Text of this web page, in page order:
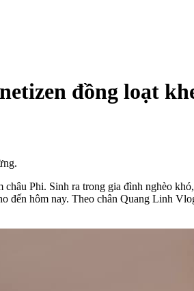
đồng loạt
Phi. Sinh ra trong gia đình nghèo
đến hôm nay. Theo chân Quang Linh